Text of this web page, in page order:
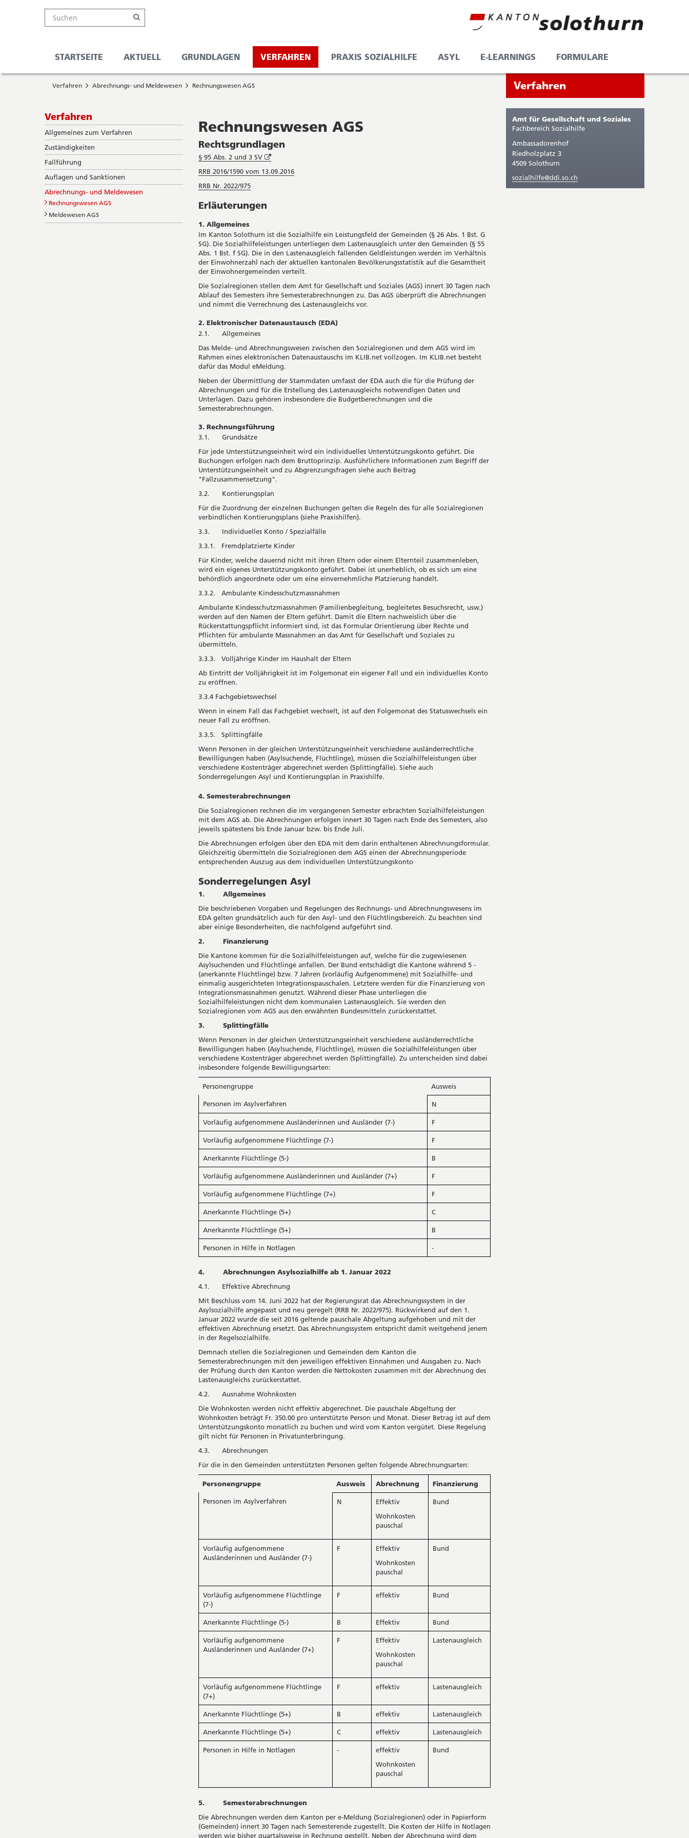
Kanton
Solothurn
Suche
Online-
Schalter
Navigation
Suche
Hauptnavigation
STARTSEITE AKTUELL GRUNDLAGEN VERFAHREN PRAXIS SOZIALHILFE ASYL E-LEARNINGS FORMULARE
Service-
Navigation
Sie
befinden
Verfahren Abrechnungs- und Meldewesen Rechnungswesen AGS
Subnavigation
Verfahren
Allgemeines zum Verfahren
Zuständigkeiten
Fallführung
Auflagen und Sanktionen
Abrechnungs- und Meldewesen
Rechnungswesen AGS
Meldewesen AGS
Rechnungswesen AGS
Rechtsgrundlagen
§ 95 Abs. 2 und 3 SV
Öffnet
neuem
RRB 2016/1590 vom 13.09.2016
RRB Nr. 2022/975
Erläuterungen
1. Allgemeines
Im Kanton Solothurn ist die Sozialhilfe ein Leistungsfeld der Gemeinden (§ 26 Abs. 1 Bst. G
SG). Die Sozialhilfeleistungen unterliegen dem Lastenausgleich unter den Gemeinden (§ 55
Abs. 1 Bst. f SG). Die in den Lastenausgleich fallenden Geldleistungen werden im Verhältnis
der Einwohnerzahl nach der aktuellen kantonalen Bevölkerungsstatistik auf die Gesamtheit
der Einwohnergemeinden verteilt.
Die Sozialregionen stellen dem Amt für Gesellschaft und Soziales (AGS) innert 30 Tagen nach
Ablauf des Semesters ihre Semesterabrechnungen zu. Das AGS überprüft die Abrechnungen
und nimmt die Verrechnung des Lastenausgleichs vor.
2. Elektronischer Datenaustausch (EDA)
2.1. Allgemeines
Das Melde- und Abrechnungswesen zwischen den Sozialregionen und dem AGS wird im
Rahmen eines elektronischen Datenaustauschs im KLIB.net vollzogen. Im KLIB.net besteht
dafür das Modul eMeldung.
Neben der Übermittlung der Stammdaten umfasst der EDA auch die für die Prüfung der
Abrechnungen und für die Erstellung des Lastenausgleichs notwendigen Daten und
Unterlagen. Dazu gehören insbesondere die Budgetberechnungen und die
Semesterabrechnungen.
3. Rechnungsführung
3.1. Grundsätze
Für jede Unterstützungseinheit wird ein individuelles Unterstützungskonto geführt. Die
Buchungen erfolgen nach dem Bruttoprinzip. Ausführlichere Informationen zum Begriff der
Unterstützungseinheit und zu Abgrenzungsfragen siehe auch Beitrag
"Fallzusammensetzung".
3.2. Kontierungsplan
Für die Zuordnung der einzelnen Buchungen gelten die Regeln des für alle Sozialregionen
verbindlichen Kontierungsplans (siehe Praxishilfen).
3.3. Individuelles Konto / Spezialfälle
3.3.1. Fremdplatzierte Kinder
Für Kinder, welche dauernd nicht mit ihren Eltern oder einem Elternteil zusammenleben,
wird ein eigenes Unterstützungskonto geführt. Dabei ist unerheblich, ob es sich um eine
behördlich angeordnete oder um eine einvernehmliche Platzierung handelt.
3.3.2. Ambulante Kindesschutzmassnahmen
Ambulante Kindesschutzmassnahmen (Familienbegleitung, begleitetes Besuchsrecht, usw.)
werden auf den Namen der Eltern geführt. Damit die Eltern nachweislich über die
Rückerstattungspflicht informiert sind, ist das Formular Orientierung über Rechte und
Pflichten für ambulante Massnahmen an das Amt für Gesellschaft und Soziales zu
übermitteln.
3.3.3. Volljährige Kinder im Haushalt der Eltern
Ab Eintritt der Volljährigkeit ist im Folgemonat ein eigener Fall und ein individuelles Konto
zu eröffnen.
3.3.4 Fachgebietswechsel
Wenn in einem Fall das Fachgebiet wechselt, ist auf den Folgemonat des Statuswechsels ein
neuer Fall zu eröffnen.
3.3.5. Splittingfälle
Wenn Personen in der gleichen Unterstützungseinheit verschiedene ausländerrechtliche
Bewilligungen haben (Asylsuchende, Flüchtlinge), müssen die Sozialhilfeleistungen über
verschiedene Kostenträger abgerechnet werden (Splittingfälle). Siehe auch
Sonderregelungen Asyl und Kontierungsplan in Praxishilfe.
4. Semesterabrechnungen
Die Sozialregionen rechnen die im vergangenen Semester erbrachten Sozialhilfeleistungen
mit dem AGS ab. Die Abrechnungen erfolgen innert 30 Tagen nach Ende des Semesters, also
jeweils spätestens bis Ende Januar bzw. bis Ende Juli.
Die Abrechnungen erfolgen über den EDA mit dem darin enthaltenen Abrechnungsformular.
Gleichzeitig übermitteln die Sozialregionen dem AGS einen der Abrechnungsperiode
entsprechenden Auszug aus dem individuellen Unterstützungskonto
Sonderregelungen Asyl
1. Allgemeines
Die beschriebenen Vorgaben und Regelungen des Rechnungs- und Abrechnungswesens im
EDA gelten grundsätzlich auch für den Asyl- und den Flüchtlingsbereich. Zu beachten sind
aber einige Besonderheiten, die nachfolgend aufgeführt sind.
2. Finanzierung
Die Kantone kommen für die Sozialhilfeleistungen auf, welche für die zugewiesenen
Asylsuchenden und Flüchtlinge anfallen. Der Bund entschädigt die Kantone während 5 -
(anerkannte Flüchtlinge) bzw. 7 Jahren (vorläufig Aufgenommene) mit Sozialhilfe- und
einmalig ausgerichteten Integrationspauschalen. Letztere werden für die Finanzierung von
Integrationsmassnahmen genutzt. Während dieser Phase unterliegen die
Sozialhilfeleistungen nicht dem kommunalen Lastenausgleich. Sie werden den
Sozialregionen vom AGS aus den erwähnten Bundesmitteln zurückerstattet.
3. Splittingfälle
Wenn Personen in der gleichen Unterstützungseinheit verschiedene ausländerrechtliche
Bewilligungen haben (Asylsuchende, Flüchtlinge), müssen die Sozialhilfeleistungen über
verschiedene Kostenträger abgerechnet werden (Splittingfälle). Zu unterscheiden sind dabei
insbesondere folgende Bewilligungsarten:
Personengruppe Ausweis
Personen im Asylverfahren N
Vorläufig aufgenommene Ausländerinnen und Ausländer (7-) F
Vorläufig aufgenommene Flüchtlinge (7-) F
Anerkannte Flüchtlinge (5-) B
Vorläufig aufgenommene Ausländerinnen und Ausländer (7+) F
Vorläufig aufgenommene Flüchtlinge (7+) F
Anerkannte Flüchtlinge (5+) C
Anerkannte Flüchtlinge (5+) B
Personen in Hilfe in Notlagen -
4. Abrechnungen Asylsozialhilfe ab 1. Januar 2022
4.1. Effektive Abrechnung
Mit Beschluss vom 14. Juni 2022 hat der Regierungsrat das Abrechnungssystem in der
Asylsozialhilfe angepasst und neu geregelt (RRB Nr. 2022/975). Rückwirkend auf den 1.
Januar 2022 wurde die seit 2016 geltende pauschale Abgeltung aufgehoben und mit der
effektiven Abrechnung ersetzt. Das Abrechnungssystem entspricht damit weitgehend jenem
in der Regelsozialhilfe.
Demnach stellen die Sozialregionen und Gemeinden dem Kanton die
Semesterabrechnungen mit den jeweiligen effektiven Einnahmen und Ausgaben zu. Nach
der Prüfung durch den Kanton werden die Nettokosten zusammen mit der Abrechnung des
Lastenausgleichs zurückerstattet.
4.2. Ausnahme Wohnkosten
Die Wohnkosten werden nicht effektiv abgerechnet. Die pauschale Abgeltung der
Wohnkosten beträgt Fr. 350.00 pro unterstützte Person und Monat. Dieser Betrag ist auf dem
Unterstützungskonto monatlich zu buchen und wird vom Kanton vergütet. Diese Regelung
gilt nicht für Personen in Privatunterbringung.
4.3. Abrechnungen
Für die in den Gemeinden unterstützten Personen gelten folgende Abrechnungsarten:
Personengruppe Ausweis Abrechnung Finanzierung
Personen im Asylverfahren N
Effektiv
Wohnkosten
pauschal
Bund
Vorläufig aufgenommene
Ausländerinnen und Ausländer (7-)
F
Effektiv
Wohnkosten
pauschal
Bund
Vorläufig aufgenommene Flüchtlinge
(7-)
F effektiv Bund
Anerkannte Flüchtlinge (5-) B Effektiv Bund
Vorläufig aufgenommene
Ausländerinnen und Ausländer (7+)
F
Effektiv
Wohnkosten
pauschal
Lastenausgleich
Vorläufig aufgenommene Flüchtlinge
(7+)
F effektiv Lastenausgleich
Anerkannte Flüchtlinge (5+) B effektiv Lastenausgleich
Anerkannte Flüchtlinge (5+) C effektiv Lastenausgleich
Personen in Hilfe in Notlagen -
effektiv
Wohnkosten
pauschal
Bund
5. Semesterabrechnungen
Die Abrechnungen werden dem Kanton per e-Meldung (Sozialregionen) oder in Papierform
(Gemeinden) innert 30 Tagen nach Semesterende zugestellt. Die Kosten der Hilfe in Notlagen
werden wie bisher quartalsweise in Rechnung gestellt. Neben der Abrechnung wird dem
Sie
befinden
sich
gerade
in:
Verfahren
Seitenleiste
Amt für Gesellschaft und Soziales
Fachbereich Sozialhilfe
Ambassadorenhof
Riedholzplatz 3
4509 Solothurn
sozialhilfe@ddi.so.ch